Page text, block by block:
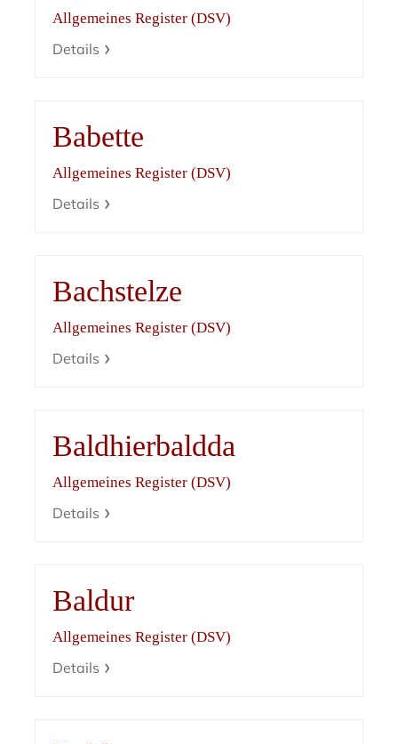
Allgemeines Register (DSV)
Details
Babette
Allgemeines Register (DSV)
Details
Bachstelze
Allgemeines Register (DSV)
Details
Baldhierbaldda
Allgemeines Register (DSV)
Details
Baldur
Allgemeines Register (DSV)
Details